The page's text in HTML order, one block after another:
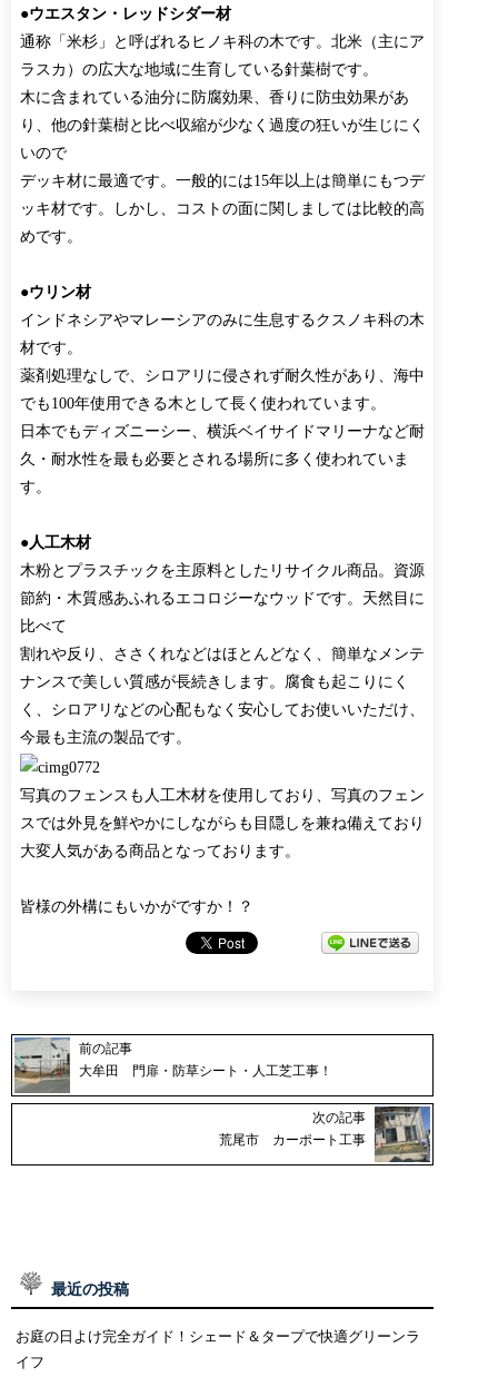
●ウエスタン・レッドシダー材
通称「米杉」と呼ばれるヒノキ科の木です。北米（主にア
ラスカ）の広大な地域に生育している針葉樹です。
木に含まれている油分に防腐効果、香りに防虫効果があ
り、他の針葉樹と比べ収縮が少なく過度の狂いが生じにく
いので
デッキ材に最適です。一般的には15年以上は簡単にもつデ
ッキ材です。しかし、コストの面に関しましては比較的高
めです。
●ウリン材
インドネシアやマレーシアのみに生息するクスノキ科の木
材です。
薬剤処理なしで、シロアリに侵されず耐久性があり、海中
でも100年使用できる木として長く使われています。
日本でもディズニーシー、横浜ベイサイドマリーナなど耐
久・耐水性を最も必要とされる場所に多く使われていま
す。
●人工木材
木粉とプラスチックを主原料としたリサイクル商品。資源
節約・木質感あふれるエコロジーなウッドです。天然目に
比べて
割れや反り、ささくれなどはほとんどなく、簡単なメンテ
ナンスで美しい質感が長続きします。腐食も起こりにく
く、シロアリなどの心配もなく安心してお使いいただけ、
今最も主流の製品です。
写真のフェンスも人工木材を使用しており、写真のフェン
スでは外見を鮮やかにしながらも目隠しを兼ね備えており
大変人気がある商品となっております。
皆様の外構にもいかがですか！？
前の記事
大牟田 門扉・防草シート・人工芝工事！
次の記事
荒尾市 カーポート工事
最近の投稿
お庭の日よけ完全ガイド！シェード＆タープで快適グリーンラ
イフ